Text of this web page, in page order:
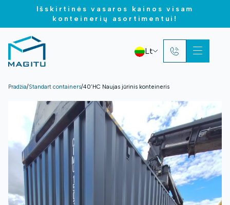
Išskirtinės vasaros kainos visam
konteinerių asortimentui!
Lt
Pradžia/Standart containers/40’HC Naujas jūrinis konteineris